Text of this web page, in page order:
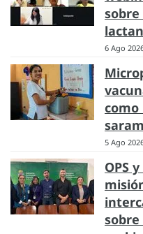
6 Ago
como
5 Ago
OPS
sobre